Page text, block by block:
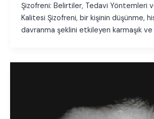
Şizofreni: Belirtiler, Tedavi Yöntemleri
Kalitesi Şizofreni, bir kişinin düşünme,
davranma şeklini etkileyen karmaşık ve